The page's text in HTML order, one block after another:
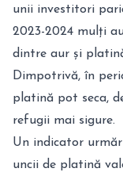
unii investitori
2023-2024 mulți
dintre aur și
Dimpotrivă, în
platină pot seca,
refugii mai sigure.
Un indicator
uncii de platină